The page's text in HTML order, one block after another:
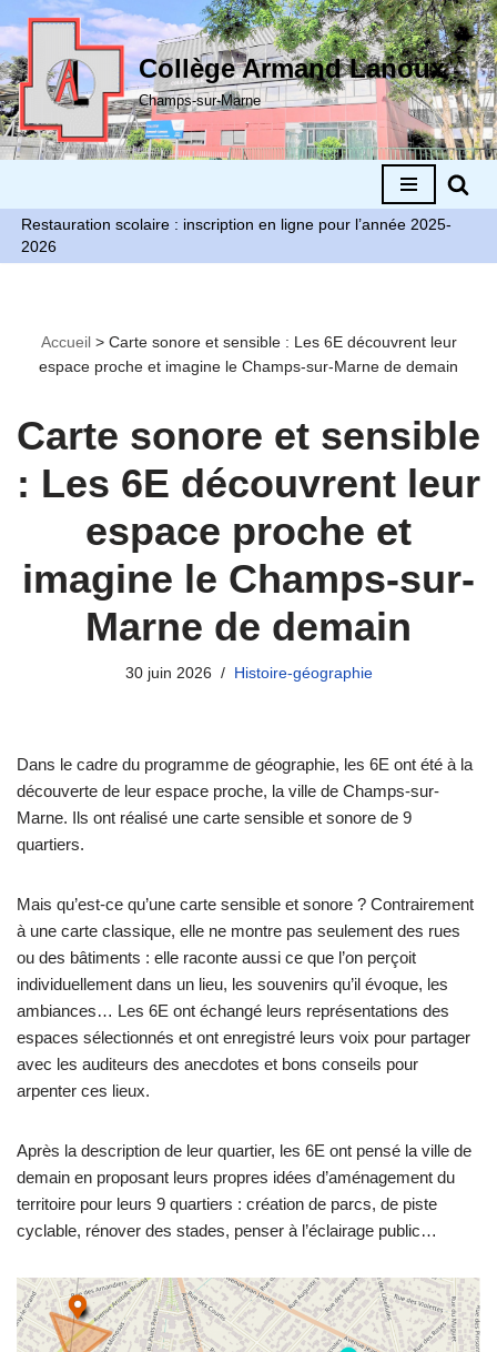
Aller
au
contenu
Collège Armand Lanoux
Champs-sur-Marne
Restauration scolaire : inscription en ligne pour l’année 2025-
2026
Accueil> Carte sonore et sensible : Les 6E découvrent leur
espace proche et imagine le Champs-sur-Marne de demain
Carte sonore et sensible
: Les 6E découvrent leur
espace proche et
imagine le Champs-sur-
Marne de demain
30 juin 2026 Histoire-géographie
Dans le cadre du programme de géographie, les 6E ont été à la
découverte de leur espace proche, la ville de Champs-sur-
Marne. Ils ont réalisé une carte sensible et sonore de 9
quartiers.
Mais qu’est-ce qu’une carte sensible et sonore ? Contrairement
à une carte classique, elle ne montre pas seulement des rues
ou des bâtiments : elle raconte aussi ce que l’on perçoit
individuellement dans un lieu, les souvenirs qu’il évoque, les
ambiances… Les 6E ont échangé leurs représentations des
espaces sélectionnés et ont enregistré leurs voix pour partager
avec les auditeurs des anecdotes et bons conseils pour
arpenter ces lieux.
Après la description de leur quartier, les 6E ont pensé la ville de
demain en proposant leurs propres idées d’aménagement du
territoire pour leurs 9 quartiers : création de parcs, de piste
cyclable, rénover des stades, penser à l’éclairage public…